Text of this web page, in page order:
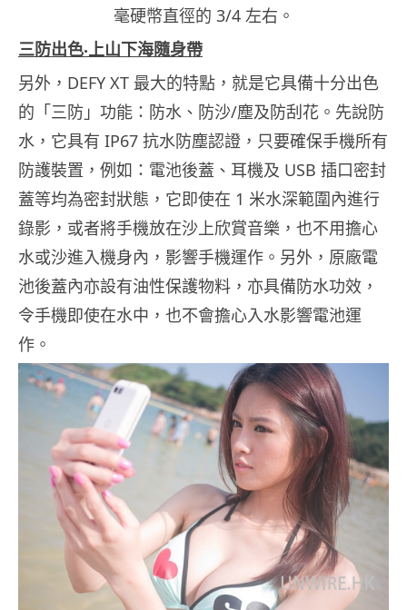
毫硬幣直徑的 3/4 左右。
三防出色‧上山下海隨身帶
另外，DEFY XT 最大的特點，就是它具備十分出色
的「三防」功能：防水、防沙/塵及防刮花。先說防
水，它具有 IP67 抗水防塵認證，只要確保手機所有
防護裝置，例如：電池後蓋、耳機及 USB 插口密封
蓋等均為密封狀態，它即使在 1 米水深範圍內進行
錄影，或者將手機放在沙上欣賞音樂，也不用擔心
水或沙進入機身內，影響手機運作。另外，原廠電
池後蓋內亦設有油性保護物料，亦具備防水功效，
令手機即使在水中，也不會擔心入水影響電池運
作。